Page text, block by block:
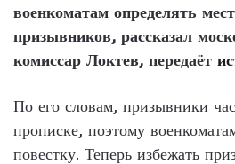
военкоматам определять
призывников, рассказал
комиссар Локтев, передаёт
По его словам, призывники
прописке, поэтому
повестку. Теперь избежать